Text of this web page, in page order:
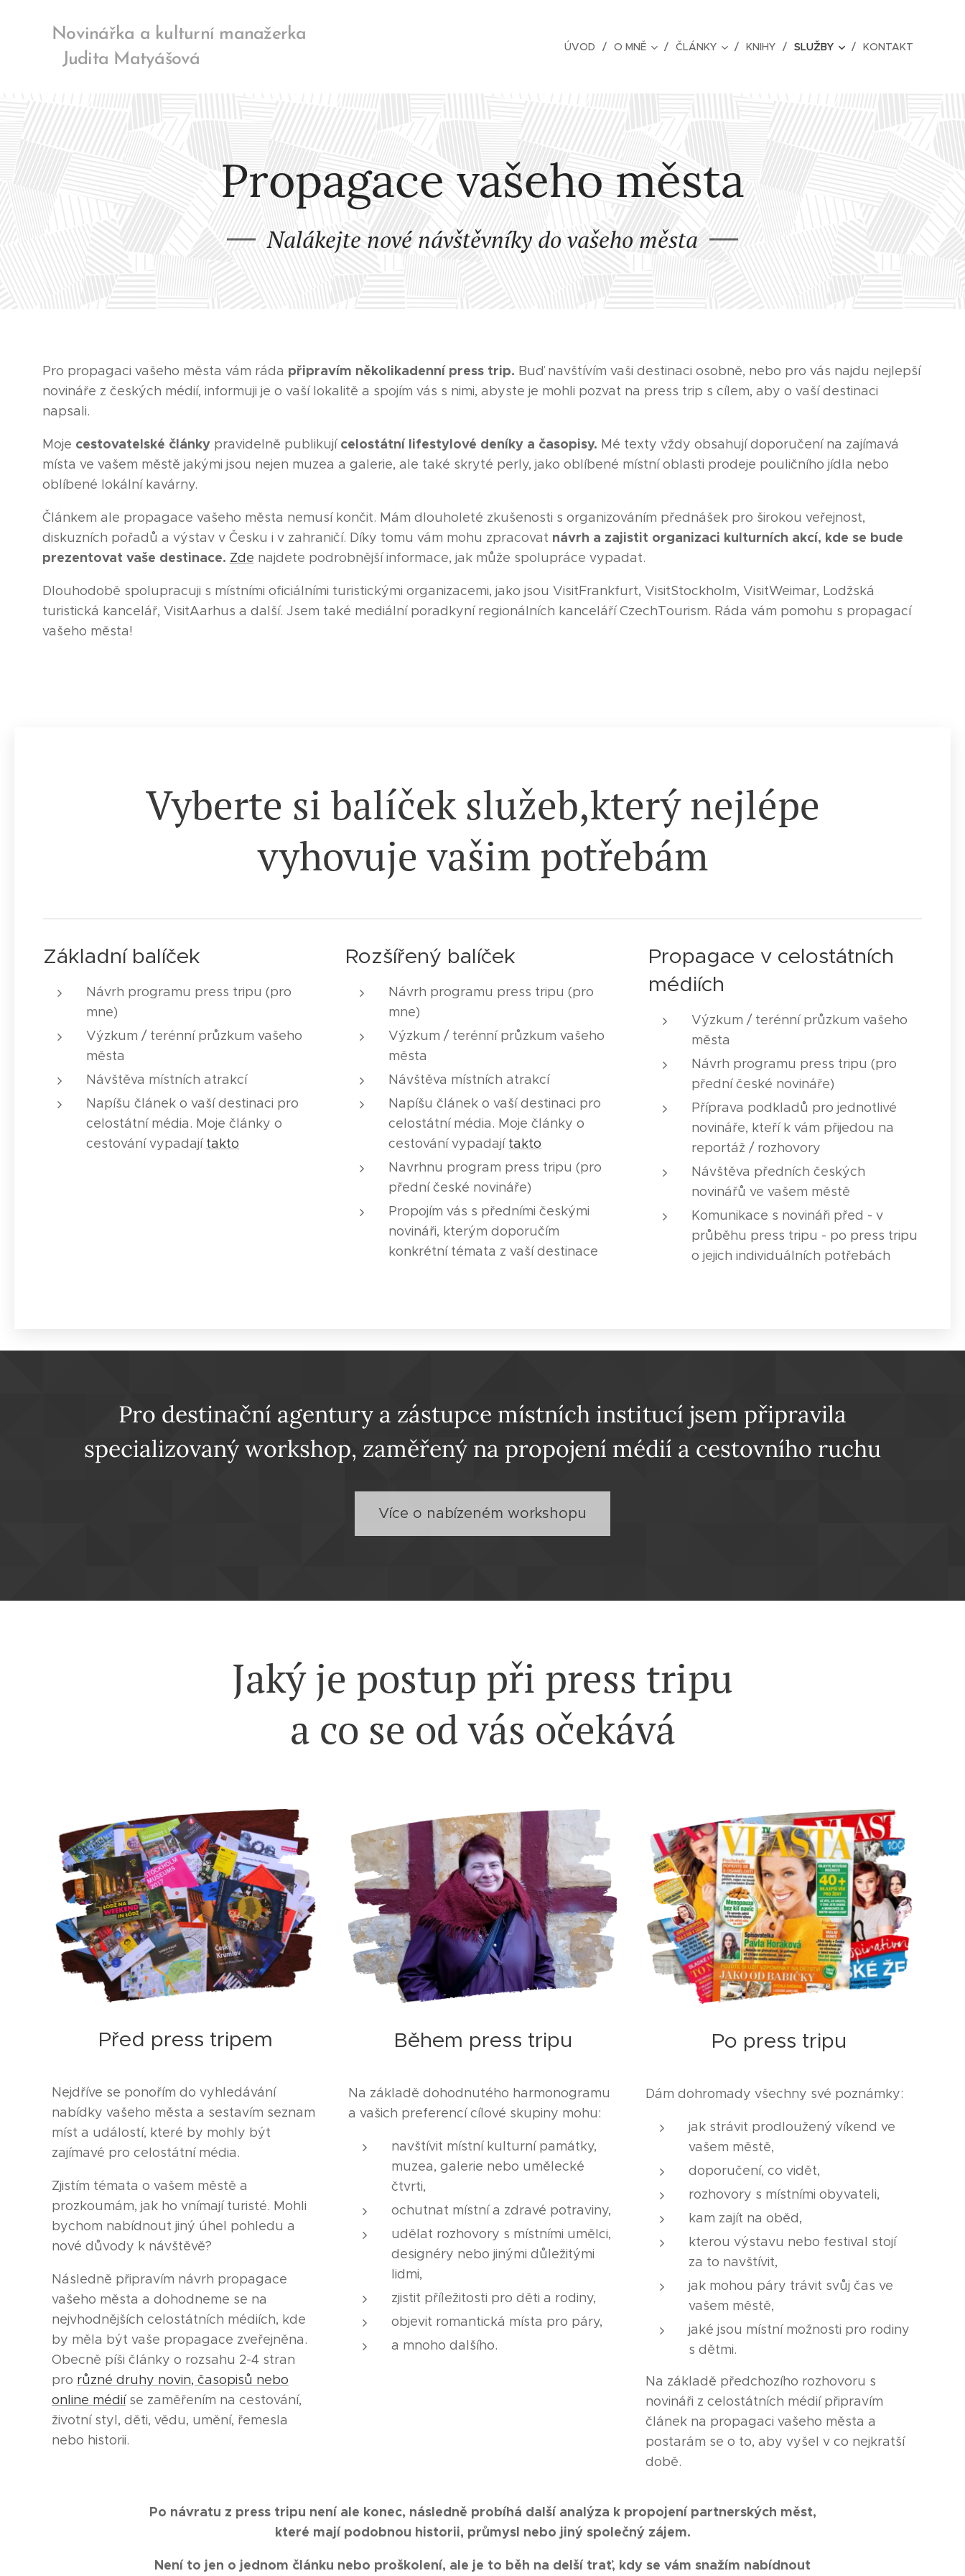
Novinářka a kulturní manažerka
Judita Matyášová
ÚVOD O MNĚ ČLÁNKY KNIHY SLUŽBY KONTAKT
Propagace vašeho města
Nalákejte nové návštěvníky do vašeho města
Pro propagaci vašeho města vám ráda připravím několikadenní press trip. Buď navštívím vaši destinaci osobně, nebo pro vás najdu nejlepší
novináře z českých médií, informuji je o vaší lokalitě a spojím vás s nimi, abyste je mohli pozvat na press trip s cílem, aby o vaší destinaci
napsali.
Moje cestovatelské článkypravidelně publikují celostátní lifestylové deníky a časopisy. Mé texty vždy obsahují doporučení na zajímavá
místa ve vašem městě jakými jsou nejen muzea a galerie, ale také skryté perly, jako oblíbené místní oblasti prodeje pouličního jídla nebo
oblíbené lokální kavárny.
Článkem ale propagace vašeho města nemusí končit. Mám dlouholeté zkušenosti s organizováním přednášek pro širokou veřejnost,
diskuzních pořadů a výstav v Česku i v zahraničí. Díky tomu vám mohu zpracovat návrh a zajistit organizaci kulturních akcí, kde se bude
prezentovat vaše destinace. Zde najdete podrobnější informace, jak může spolupráce vypadat.
Dlouhodobě spolupracuji s místními oficiálními turistickými organizacemi, jako jsou VisitFrankfurt, VisitStockholm, VisitWeimar, Lodžská
turistická kancelář, VisitAarhus a další. Jsem také mediální poradkyní regionálních kanceláří CzechTourism. Ráda vám pomohu s propagací
vašeho města!
Vyberte si balíček služeb,který nejlépe
vyhovuje vašim potřebám
Základní balíček
Návrh programu press tripu (pro
mne)
Výzkum / terénní průzkum vašeho
města
Návštěva místních atrakcí
Napíšu článek o vaší destinaci pro
celostátní média. Moje články o
cestování vypadají takto
Rozšířený balíček
Návrh programu press tripu (pro
mne)
Výzkum / terénní průzkum vašeho
města
Návštěva místních atrakcí
Napíšu článek o vaší destinaci pro
celostátní média. Moje články o
cestování vypadají takto
Navrhnu program press tripu (pro
přední české novináře)
Propojím vás s předními českými
novináři, kterým doporučím
konkrétní témata z vaší destinace
Propagace v celostátních
médiích
Výzkum / terénní průzkum vašeho
města
Návrh programu press tripu (pro
přední české novináře)
Příprava podkladů pro jednotlivé
novináře, kteří k vám přijedou na
reportáž / rozhovory
Návštěva předních českých
novinářů ve vašem městě
Komunikace s novináři před - v
průběhu press tripu - po press tripu
o jejich individuálních potřebách
Pro destinační agentury a zástupce místních institucí jsem připravila
specializovaný workshop, zaměřený na propojení médií a cestovního ruchu
Více o nabízeném workshopu
Jaký je postup při press tripu
a co se od vás očekává
Před press tripem
Nejdříve se ponořím do vyhledávání
nabídky vašeho města a sestavím seznam
míst a událostí, které by mohly být
zajímavé pro celostátní média.
Zjistím témata o vašem městě a
prozkoumám, jak ho vnímají turisté. Mohli
bychom nabídnout jiný úhel pohledu a
nové důvody k návštěvě?
Následně připravím návrh propagace
vašeho města a dohodneme se na
nejvhodnějších celostátních médiích, kde
by měla být vaše propagace zveřejněna.
Obecně píši články o rozsahu 2-4 stran
pro různé druhy novin, časopisů nebo
online médiíse zaměřením na cestování,
životní styl, děti, vědu, umění, řemesla
nebo historii.
Během press tripu
Na základě dohodnutého harmonogramu
a vašich preferencí cílové skupiny mohu:
navštívit místní kulturní památky,
muzea, galerie nebo umělecké
čtvrti,
ochutnat místní a zdravé potraviny,
udělat rozhovory s místními umělci,
designéry nebo jinými důležitými
lidmi,
zjistit příležitosti pro děti a rodiny,
objevit romantická místa pro páry,
a mnoho dalšího.
Po press tripu
Dám dohromady všechny své poznámky:
jak strávit prodloužený víkend ve
vašem městě,
doporučení, co vidět,
rozhovory s místními obyvateli,
kam zajít na oběd,
kterou výstavu nebo festival stojí
za to navštívit,
jak mohou páry trávit svůj čas ve
vašem městě,
jaké jsou místní možnosti pro rodiny
s dětmi.
Na základě předchozího rozhovoru s
novináři z celostátních médií připravím
článek na propagaci vašeho města a
postarám se o to, aby vyšel v co nejkratší
době.
Po návratu z press tripu není ale konec, následně probíhá další analýza k propojení partnerských měst,
které mají podobnou historii, průmysl nebo jiný společný zájem.
Není to jen o jednom článku nebo proškolení, ale je to běh na delší trať, kdy se vám snažím nabídnout